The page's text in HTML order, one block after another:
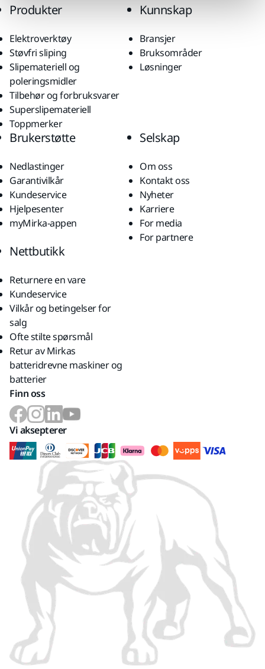
Produkter
Elektroverktøy
Støvfri sliping
Slipemateriell og
poleringsmidler
Tilbehør og forbruksvarer
Superslipemateriell
Toppmerker
Kunnskap
Bransjer
Bruksområder
Løsninger
Brukerstøtte
Nedlastinger
Garantivilkår
Kundeservice
Hjelpesenter
myMirka-appen
Selskap
Om oss
Kontakt oss
Nyheter
Karriere
For media
For partnere
Nettbutikk
Returnere en vare
Kundeservice
Vilkår og betingelser for
salg
Ofte stilte spørsmål
Retur av Mirkas
batteridrevne maskiner og
batterier
Finn oss
Vi aksepterer